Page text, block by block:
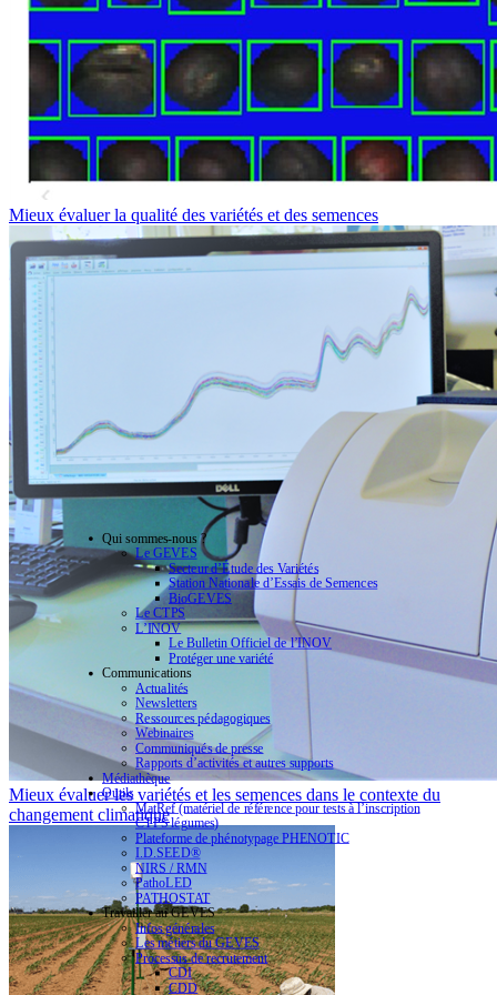
Mieux évaluer la qualité des variétés et des semences
Mieux évaluer les variétés et les semences dans le contexte du
changement climatique
Qui sommes-nous ?
Le GEVES
Secteur d’Étude des Variétés
Station Nationale d’Essais de Semences
BioGEVES
Le CTPS
L’INOV
Le Bulletin Officiel de l’INOV
Protéger une variété
Communications
Actualités
Newsletters
Ressources pédagogiques
Webinaires
Communiqués de presse
Rapports d’activités et autres supports
Médiathèque
Outils
MatRef (matériel de référence pour tests à l’inscription
CTPS légumes)
Plateforme de phénotypage PHENOTIC
I.D.SEED®
NIRS / RMN
PathoLED
PATHOSTAT
Travailler au GEVES
Infos générales
Les métiers du GEVES
Processus de recrutement
CDI
CDD